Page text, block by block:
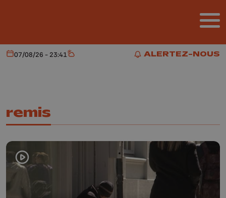
ALERTEZ-NOUS
ALERTEZ-NOUS
Aujourd'hui
07/08/26 - 23:41 Météo
remis